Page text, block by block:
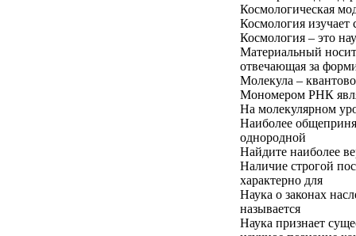
Космологическая
Космология
Космология – это
Материальный
отвечающая за
Молекула –
Мономером РНК
На молекулярном
Наиболее
однородной
Найдите наиболее
Наличие строгой
характерно для
Наука о законах
называется
Наука признает